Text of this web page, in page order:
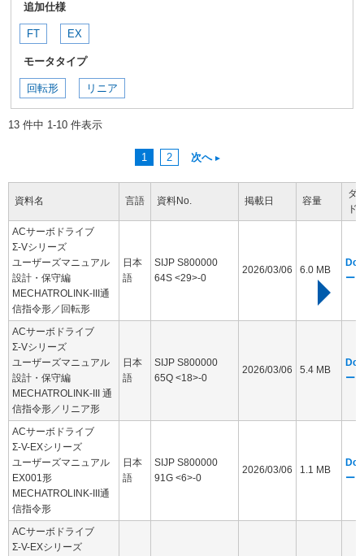
追加仕様
FT EX
モータタイプ
回転形 リニア
13 件中 1-10 件表示
1 2 次へ
資料名 言語 資料No. 掲載日 容量
ダ
ド
ACサーボドライブ
Σ-Vシリーズ
ユーザーズマニュアル
設計・保守編
MECHATROLINK-III通
信指令形／回転形
日本
語
SIJP S800000
64S <29>-0
2026/03/06 6.0 MB
ージ
ACサーボドライブ
Σ-Vシリーズ
ユーザーズマニュアル
設計・保守編
MECHATROLINK-III 通
信指令形／リニア形
日本
語
SIJP S800000
65Q <18>-0
2026/03/06 5.4 MB
ージ
ACサーボドライブ
Σ-V-EXシリーズ
ユーザーズマニュアル
EX001形
MECHATROLINK-III通
信指令形
日本
語
SIJP S800000
91G <6>-0
2026/03/06 1.1 MB
ージ
ACサーボドライブ
Σ-V-EXシリーズ